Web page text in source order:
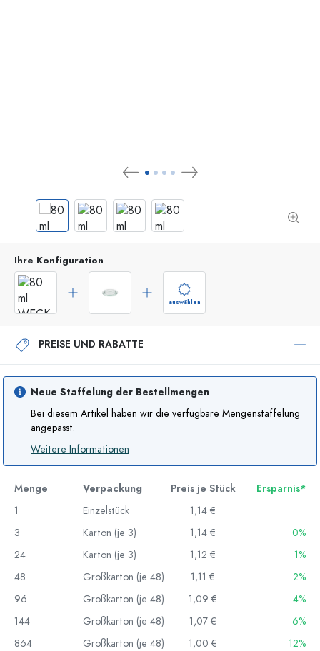
Ihre Konfiguration
auswählen
PREISE UND RABATTE
Neue Staffelung der Bestellmengen
Bei diesem Artikel haben wir die verfügbare Mengenstaffelung
angepasst.
Weitere Informationen
Menge Verpackung Preis je Stück
Ersparnis*
1
Einzelstück
1,14 €
3
Karton (je 3) 1,14 €
0%
24
Karton (je 3) 1,12 €
1%
48
Großkarton (je 48) 1,11 €
2%
96
Großkarton (je 48) 1,09 €
4%
144
Großkarton (je 48) 1,07 €
6%
864
Großkarton (je 48) 1,00 €
12%